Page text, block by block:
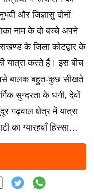
और जिज्ञासु दोनों
नाम के दो बच्चे अपने
के जिला कोटद्वार के
यात्रा करते हैं। इस बीच
बालक बहुत-कुछ सीखते
सुन्दरता के धनी, देवों
गढ़वाल क्षेत्र में यात्रा
का ग्यारहवाँ हिस्सा…